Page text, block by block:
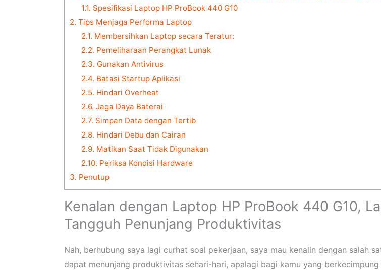
1.1. Spesifikasi Laptop HP ProBook 440 G10
2. Tips Menjaga Performa Laptop
2.1. Membersihkan Laptop secara Teratur:
2.2. Pemeliharaan Perangkat Lunak
2.3. Gunakan Antivirus
2.4. Batasi Startup Aplikasi
2.5. Hindari Overheat
2.6. Jaga Daya Baterai
2.7. Simpan Data dengan Tertib
2.8. Hindari Debu dan Cairan
2.9. Matikan Saat Tidak Digunakan
2.10. Periksa Kondisi Hardware
3. Penutup
Kenalan dengan Laptop HP ProBook 440 G10,
Tangguh Penunjang Produktivitas
Nah, berhubung saya lagi curhat soal pekerjaan, saya mau kenalin dengan salah
dapat menunjang produktivitas sehari-hari, apalagi bagi kamu yang